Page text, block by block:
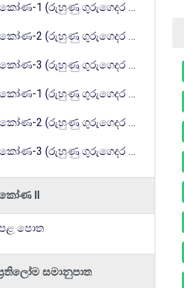
1 (රුහුණු ගුරුගෙදර රේඩියෝ පාඩම් මාලාව)
2 (රුහුණු ගුරුගෙදර රේඩියෝ පාඩම් මාලාව)
3 (රුහුණු ගුරුගෙදර රේඩියෝ පාඩම් මාලාව)
1 (රුහුණු ගුරුගෙදර රේඩියෝ පාඩම් මාලාව)
2 (රුහුණු ගුරුගෙදර රේඩියෝ පාඩම් මාලාව)
3 (රුහුණු ගුරුගෙදර රේඩියෝ පාඩම් මාලාව)
II
පොත
සමානුපාත